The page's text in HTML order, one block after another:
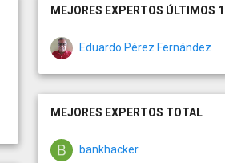
MEJORES EXPERTOS ÚLTIMOS
Eduardo Pérez Fernández
MEJORES EXPERTOS TOTAL
bankhacker